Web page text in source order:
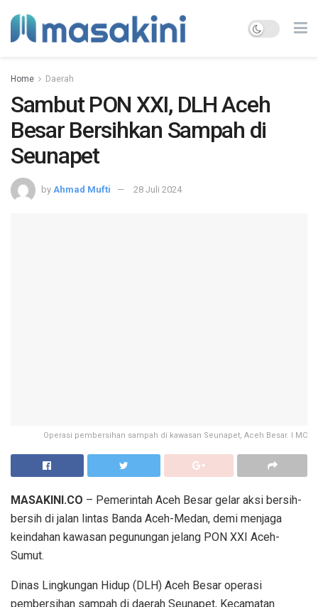
Home Daerah
Sambut PON XXI, DLH Aceh
Besar Bersihkan Sampah di
Seunapet
by Ahmad Mufti 28 Juli 2024
Operasi pembersihan sampah di kawasan Seunapet, Aceh Besar. I MC
MASAKINI.CO – Pemerintah Aceh Besar gelar aksi bersih-
bersih di jalan lintas Banda Aceh-Medan, demi menjaga
keindahan kawasan pegunungan jelang PON XXI Aceh-
Sumut.
Dinas Lingkungan Hidup (DLH) Aceh Besar operasi
pembersihan sampah di daerah Seunapet, Kecamatan